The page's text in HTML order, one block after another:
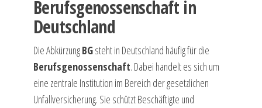
Berufsgenossenschaft in
Deutschland
Die AbkürzungBGsteht in Deutschland häufig für die
Berufsgenossenschaft. Dabei handelt es sich um
eine zentrale Institution im Bereich der gesetzlichen
Unfallversicherung. Sie schützt Beschäftigte und